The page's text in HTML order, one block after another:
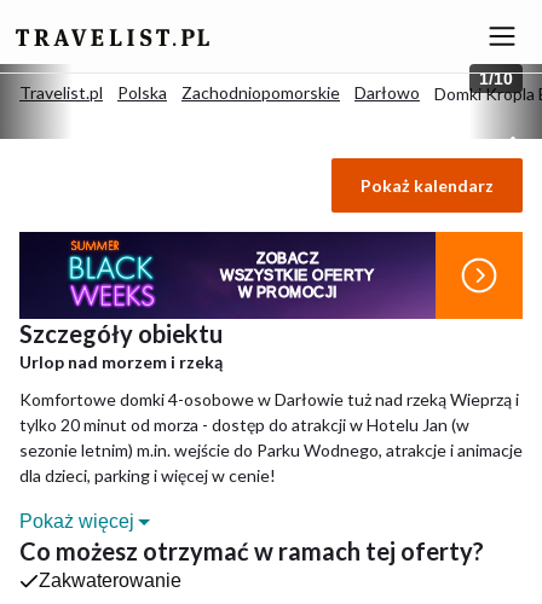
Travelist.pl Polska Zachodniopomorskie Darłowo Domki Kropla
Domki Kropla Bałtyku
1/10
Pokaż kalendarz
ZOBACZ
WSZYSTKIE OFERTY
W PROMOCJI
Szczegóły obiektu
Urlop nad morzem i rzeką
Komfortowe domki 4-osobowe w Darłowie tuż nad rzeką Wieprzą i
tylko 20 minut od morza - dostęp do atrakcji w Hotelu Jan (w
sezonie letnim) m.in. wejście do Parku Wodnego, atrakcje i animacje
dla dzieci, parking i więcej w cenie!
DLACZEGO WARTO?
Domki Kropla Bałtyku to kompleks komfortowych domków,
położonych około 25 minut spacerem od plaży, w spokojnej
Pokaż więcej
Co możesz otrzymać w ramach tej oferty?
Zakwaterowanie